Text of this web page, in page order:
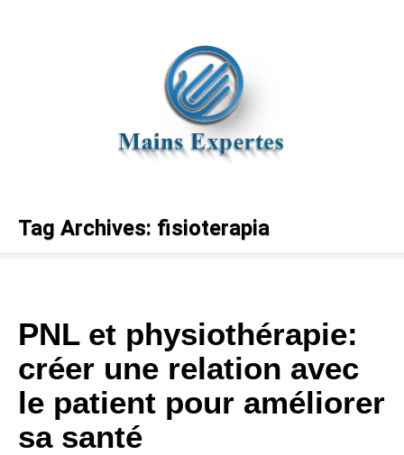
Tag Archives: fisioterapia
PNL et physiothérapie:
créer une relation avec
le patient pour améliorer
sa santé